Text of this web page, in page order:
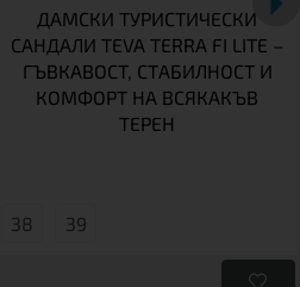
ДАМСКИ ТУРИСТИЧЕСКИ
САНДАЛИ TEVA TERRA FI LITE –
ГЪВКАВОСТ, СТАБИЛНОСТ И
КОМФОРТ НА ВСЯКАКЪВ
ТЕРЕН
38 39